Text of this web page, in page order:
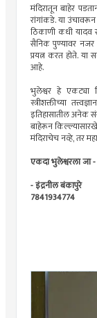
मंदिरातून बाहेर
रांगांकडे. या उंचावरून
ठिकाणी कधी यादव
सैनिक पुण्यावर
प्रयत्न करत होते.
आहे.
भुलेश्वर हे एकट्या
स्त्रीशक्तीच्या
इतिहासातील अनेक
बाहेरून
मंदिराचेच नव्हे, तर
एकदा भुलेश्वरला जा
- इंद्रनील बंकापुरे
7841934774